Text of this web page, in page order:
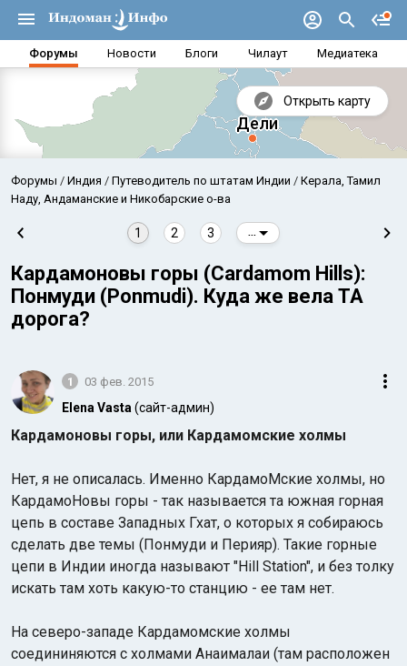
Форумы Новости Блоги Чилаут Медиатека
Открыть карту
Аравийское море
Индийский океан
Форумы Индия Путеводитель по штатам Индии
Керала, Тамил
Наду, Андаманские и Никобарские о-ва
1 2 3
Кардамоновы горы (Cardamom Hills):
Понмуди (Ponmudi). Куда же вела ТА
дорога?
1 03 фев. 2015
Elena Vasta (сайт-админ)
Кардамоновы горы, или Кардамомские холмы
Нет, я не описалась. Именно КардамоМские холмы, но
КардамоНовы горы - так называется та южная горная
цепь в составе Западных Гхат, о которых я собираюсь
сделать две темы (Понмуди и Перияр). Такие горные
цепи в Индии иногда называют "Hill Station", и без толку
искать там хоть какую-то станцию - ее там нет.
На северо-западе Кардамомские холмы
соедининяются с холмами Анаималаи (там расположен